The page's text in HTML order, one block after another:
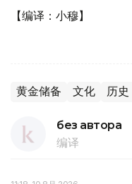
【编译：小穆】
黄金储备 文化 历史
без автора
编译